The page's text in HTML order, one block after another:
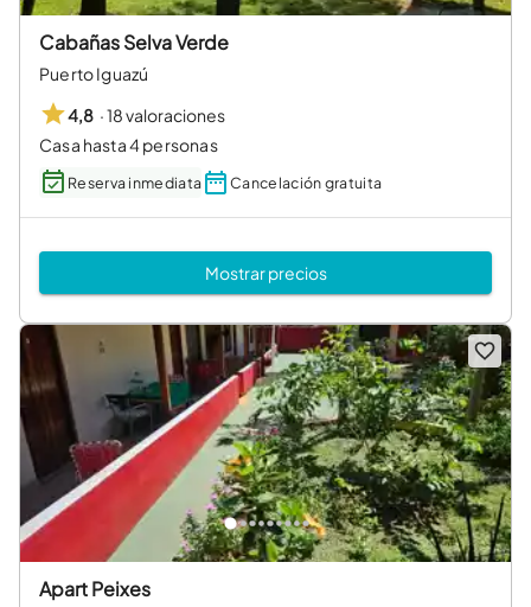
Cabañas Selva Verde
Puerto Iguazú
4,8 ·18 valoraciones
Casa hasta 4 personas
Reserva inmediata Cancelación gratuita
Mostrar precios
Apart Peixes